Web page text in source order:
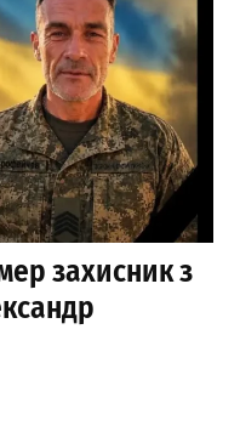
захисник з